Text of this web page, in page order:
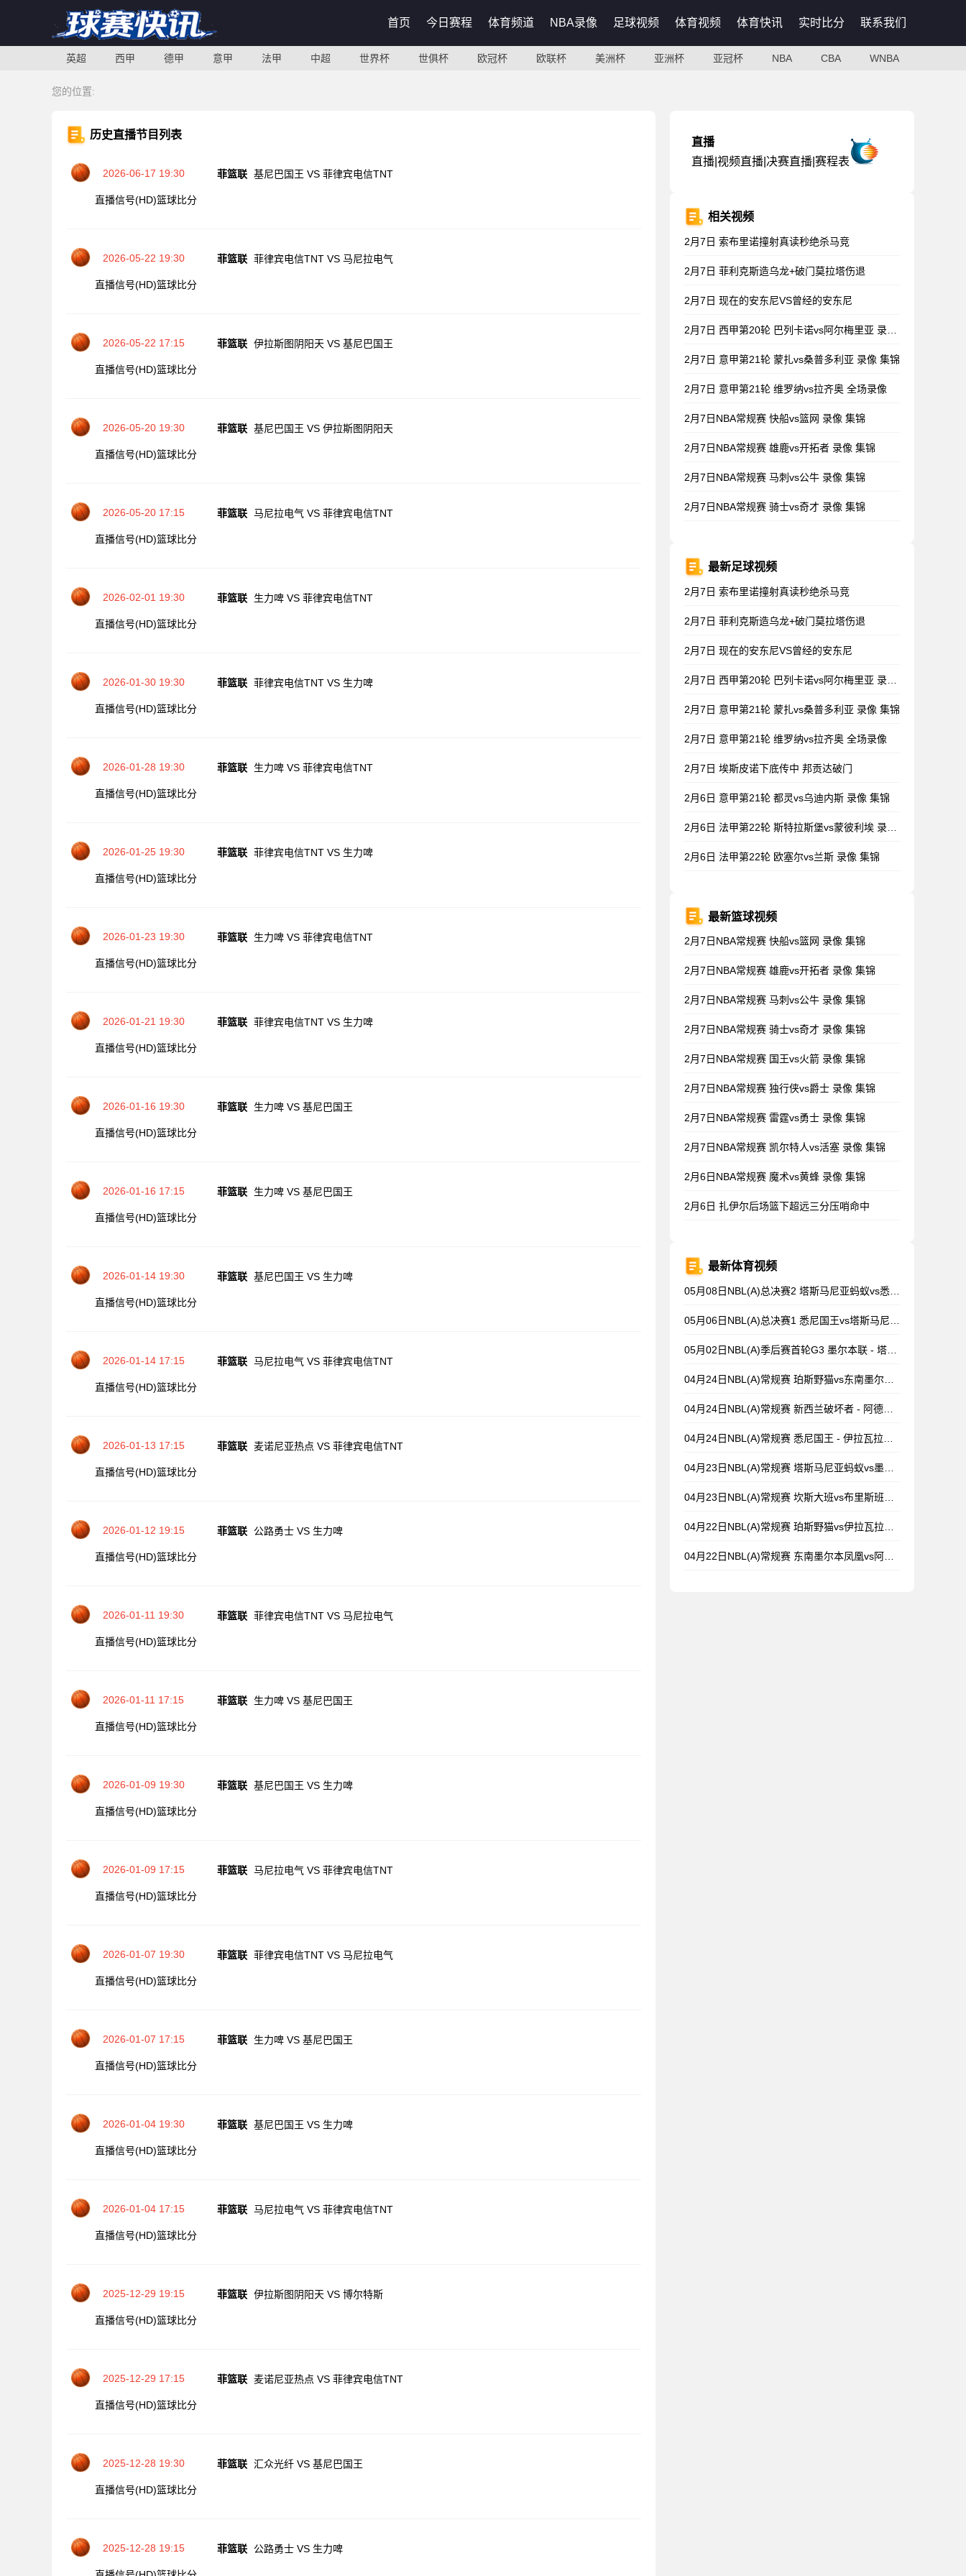
首页 今日赛程 体育频道 NBA录像 足球视频 体育视频 体育快讯 实时比分 联系我们
英超 西甲 德甲 意甲 法甲 中超 世界杯 世俱杯 欧冠杯 欧联杯 美洲杯 亚洲杯 亚冠杯 NBA CBA WNBA
您的位置:
历史直播节目列表
2026-06-17 19:30 菲篮联 基尼巴国王 VS 菲律宾电信TNT
直播信号(HD)篮球比分
2026-05-22 19:30 菲篮联 菲律宾电信TNT VS 马尼拉电气
直播信号(HD)篮球比分
2026-05-22 17:15 菲篮联 伊拉斯图阴阳天 VS 基尼巴国王
直播信号(HD)篮球比分
2026-05-20 19:30 菲篮联 基尼巴国王 VS 伊拉斯图阴阳天
直播信号(HD)篮球比分
2026-05-20 17:15 菲篮联 马尼拉电气 VS 菲律宾电信TNT
直播信号(HD)篮球比分
2026-02-01 19:30 菲篮联 生力啤 VS 菲律宾电信TNT
直播信号(HD)篮球比分
2026-01-30 19:30 菲篮联 菲律宾电信TNT VS 生力啤
直播信号(HD)篮球比分
2026-01-28 19:30 菲篮联 生力啤 VS 菲律宾电信TNT
直播信号(HD)篮球比分
2026-01-25 19:30 菲篮联 菲律宾电信TNT VS 生力啤
直播信号(HD)篮球比分
2026-01-23 19:30 菲篮联 生力啤 VS 菲律宾电信TNT
直播信号(HD)篮球比分
2026-01-21 19:30 菲篮联 菲律宾电信TNT VS 生力啤
直播信号(HD)篮球比分
2026-01-16 19:30 菲篮联 生力啤 VS 基尼巴国王
直播信号(HD)篮球比分
2026-01-16 17:15 菲篮联 生力啤 VS 基尼巴国王
直播信号(HD)篮球比分
2026-01-14 19:30 菲篮联 基尼巴国王 VS 生力啤
直播信号(HD)篮球比分
2026-01-14 17:15 菲篮联 马尼拉电气 VS 菲律宾电信TNT
直播信号(HD)篮球比分
2026-01-13 17:15 菲篮联 麦诺尼亚热点 VS 菲律宾电信TNT
直播信号(HD)篮球比分
2026-01-12 19:15 菲篮联 公路勇士 VS 生力啤
直播信号(HD)篮球比分
2026-01-11 19:30 菲篮联 菲律宾电信TNT VS 马尼拉电气
直播信号(HD)篮球比分
2026-01-11 17:15 菲篮联 生力啤 VS 基尼巴国王
直播信号(HD)篮球比分
2026-01-09 19:30 菲篮联 基尼巴国王 VS 生力啤
直播信号(HD)篮球比分
2026-01-09 17:15 菲篮联 马尼拉电气 VS 菲律宾电信TNT
直播信号(HD)篮球比分
2026-01-07 19:30 菲篮联 菲律宾电信TNT VS 马尼拉电气
直播信号(HD)篮球比分
2026-01-07 17:15 菲篮联 生力啤 VS 基尼巴国王
直播信号(HD)篮球比分
2026-01-04 19:30 菲篮联 基尼巴国王 VS 生力啤
直播信号(HD)篮球比分
2026-01-04 17:15 菲篮联 马尼拉电气 VS 菲律宾电信TNT
直播信号(HD)篮球比分
2025-12-29 19:15 菲篮联 伊拉斯图阴阳天 VS 博尔特斯
直播信号(HD)篮球比分
2025-12-29 17:15 菲篮联 麦诺尼亚热点 VS 菲律宾电信TNT
直播信号(HD)篮球比分
2025-12-28 19:30 菲篮联 汇众光纤 VS 基尼巴国王
直播信号(HD)篮球比分
2025-12-28 19:15 菲篮联 公路勇士 VS 生力啤
直播
直播|视频直播|决赛直播|赛程表
相关视频
2月7日 索布里诺撞射真读秒绝杀马竞
2月7日 菲利克斯造乌龙+破门莫拉塔伤退
2月7日 现在的安东尼VS曾经的安东尼
2月7日 意甲第21轮 蒙扎vs桑普多利亚 录像 集锦
2月7日 意甲第21轮 维罗纳vs拉齐奥 全场录像
2月7日NBA常规赛 快船vs篮网 录像 集锦
2月7日NBA常规赛 雄鹿vs开拓者 录像 集锦
2月7日NBA常规赛 马刺vs公牛 录像 集锦
2月7日NBA常规赛 骑士vs奇才 录像 集锦
最新足球视频
2月7日 索布里诺撞射真读秒绝杀马竞
2月7日 菲利克斯造乌龙+破门莫拉塔伤退
2月7日 现在的安东尼VS曾经的安东尼
2月7日 意甲第21轮 蒙扎vs桑普多利亚 录像 集锦
2月7日 意甲第21轮 维罗纳vs拉齐奥 全场录像
2月7日 埃斯皮诺下底传中 邦贡达破门
2月6日 意甲第21轮 都灵vs乌迪内斯 录像 集锦
2月6日 法甲第22轮 欧塞尔vs兰斯 录像 集锦
最新篮球视频
2月7日NBA常规赛 快船vs篮网 录像 集锦
2月7日NBA常规赛 雄鹿vs开拓者 录像 集锦
2月7日NBA常规赛 马刺vs公牛 录像 集锦
2月7日NBA常规赛 骑士vs奇才 录像 集锦
2月7日NBA常规赛 国王vs火箭 录像 集锦
2月7日NBA常规赛 独行侠vs爵士 录像 集锦
2月7日NBA常规赛 雷霆vs勇士 录像 集锦
2月7日NBA常规赛 凯尔特人vs活塞 录像 集锦
2月6日NBA常规赛 魔术vs黄蜂 录像 集锦
2月6日 扎伊尔后场篮下超远三分压哨命中
最新体育视频